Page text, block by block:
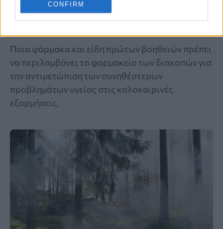
CONFIRM
Φαρμακείο διακοπών: Τι δεν πρέπει να
Ποια φάρμακα και είδη πρώτων βοηθειών πρέπει
να περιλαμβάνει το φαρμακείο των διακοπών για
την αντιμετώπιση των συνηθέστερων
προβλημάτων υγείας στις καλοκαιρινές
εξορμήσεις.